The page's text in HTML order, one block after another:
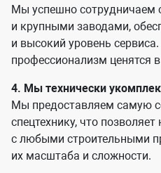
Мы успешно сотрудничаем
и крупными заводами,
и высокий уровень
профессионализм ценятся
4. Мы технически
Мы предоставляем самую
спецтехнику, что
с любыми строительными
их масштаба и сложности.